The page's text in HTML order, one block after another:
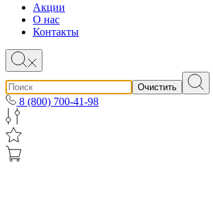
Акции
О нас
Контакты
Очистить
8 (800) 700-41-98